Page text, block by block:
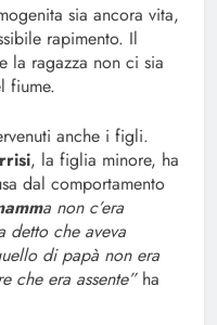
sia ancora vita,
rapimento. Il
la ragazza non ci sia
fiume.
anche i figli.
, la figlia minore, ha
dal comportamento
a non c’era
detto che aveva
di papà non era
che era assente”ha